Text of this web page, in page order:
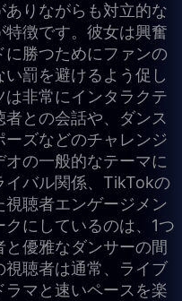
りながらも対立的な
特徴です。彼女は興奮
勝つためにファンの
罰を避けるよう促し
非常にインタラクテ
との会話や、ダンス
ズなどのチャレンジ
の一般的なテーマに
イバル関係、TikTokの
聴者エンゲージメン
クにしているのは、1つ
優雅なダンサーの間
視聴者は通常、ライブ
マと速いペースを楽